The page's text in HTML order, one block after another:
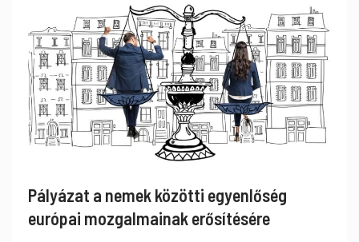
Pályázat a nemek közötti egyenlőség
európai mozgalmainak erősítésére